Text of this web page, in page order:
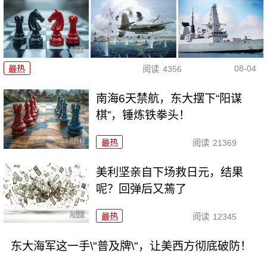
最热 阅读 4356 08-04
南海6天禁航，东大摆下“阳谋
棋”，锤炼铁拳头！
最热 阅读 21369
美利坚亲自下场救日元，结果
呢？回弹后又蔫了
最热 阅读 12345
东大海军这一手\"普及牌\"，让美西方彻底破防！